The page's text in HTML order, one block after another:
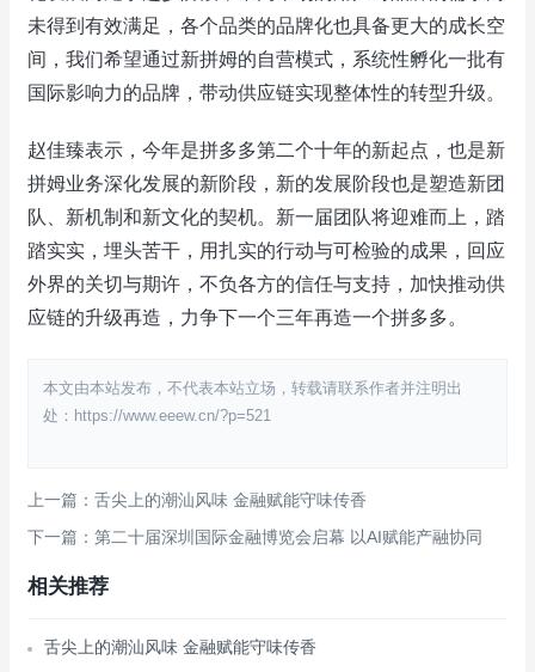
未得到有效满足，各个品类的品牌化也具备更大的成长空
间，我们希望通过新拼姆的自营模式，系统性孵化一批有
国际影响力的品牌，带动供应链实现整体性的转型升级。
赵佳臻表示，今年是拼多多第二个十年的新起点，也是新
拼姆业务深化发展的新阶段，新的发展阶段也是塑造新团
队、新机制和新文化的契机。新一届团队将迎难而上，踏
踏实实，埋头苦干，用扎实的行动与可检验的成果，回应
外界的关切与期许，不负各方的信任与支持，加快推动供
应链的升级再造，力争下一个三年再造一个拼多多。
本文由本站发布，不代表本站立场，转载请联系作者并注明出
处：https://www.eeew.cn/?p=521
上一篇：舌尖上的潮汕风味 金融赋能守味传香
下一篇：第二十届深圳国际金融博览会启幕 以AI赋能产融协同
相关推荐
舌尖上的潮汕风味 金融赋能守味传香